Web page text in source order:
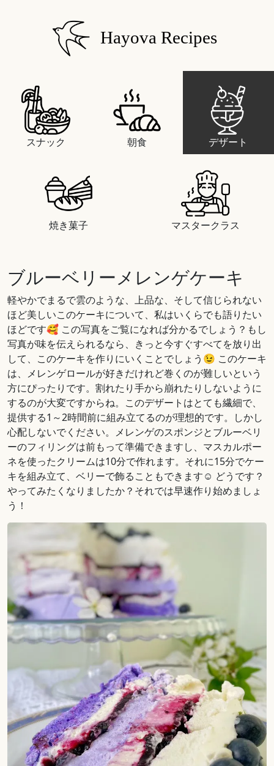
Hayova Recipes
スナック 朝食 デザート
焼き菓子 マスタークラス
ブルーベリーメレンゲケーキ
軽やかでまるで雲のような、上品な、そして信じられない
ほど美しいこのケーキについて、私はいくらでも語りたい
ほどです🥰 この写真をご覧になれば分かるでしょう？もし
写真が味を伝えられるなら、きっと今すぐすべてを放り出
して、このケーキを作りにいくことでしょう😉 このケーキ
は、メレンゲロールが好きだけれど巻くのが難しいという
方にぴったりです。割れたり手から崩れたりしないように
するのが大変ですからね。このデザートはとても繊細で、
提供する1～2時間前に組み立てるのが理想的です。しかし
心配しないでください。メレンゲのスポンジとブルーベリ
ーのフィリングは前もって準備できますし、マスカルポー
ネを使ったクリームは10分で作れます。それに15分でケー
キを組み立て、ベリーで飾ることもできます☺️ どうです？
やってみたくなりましたか？それでは早速作り始めましょ
う！